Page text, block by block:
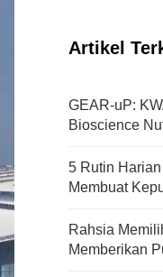
Artikel
GEAR-uP:
Bioscience
5 Rutin
Membuat
Rahsia
Memberikan